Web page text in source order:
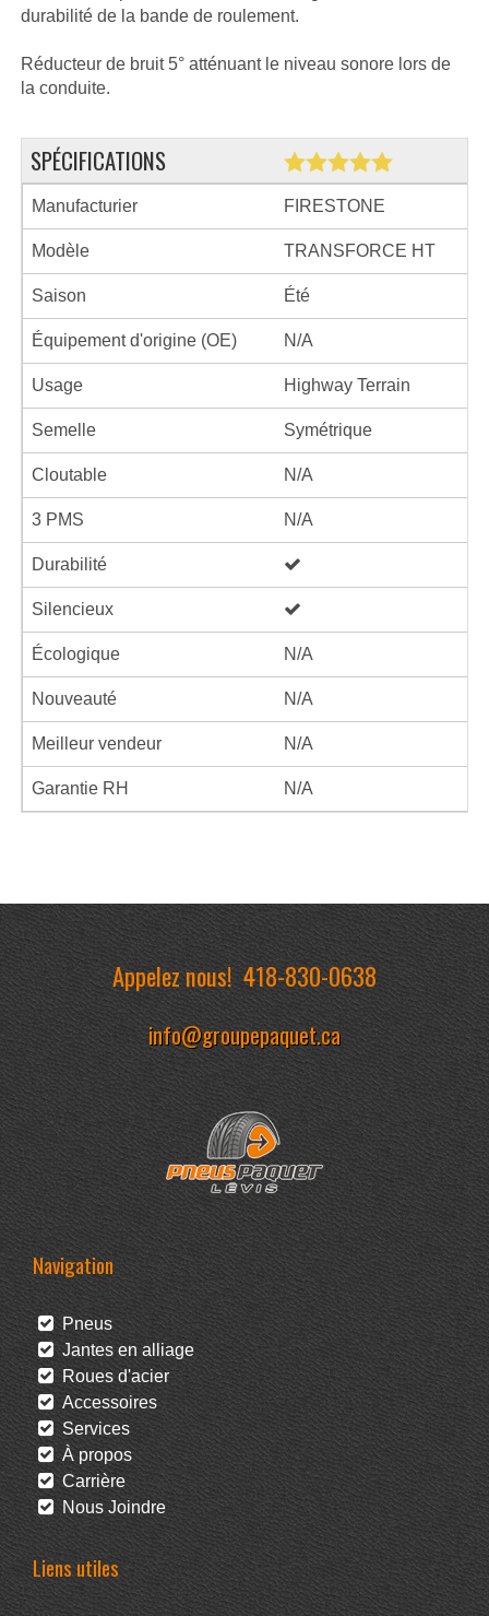
durabilité de la bande de roulement.
Réducteur de bruit 5° atténuant le niveau sonore lors de
la conduite.
SPÉCIFICATIONS
Manufacturier FIRESTONE
Modèle TRANSFORCE HT
Saison Été
Équipement d'origine (OE) N/A
Usage Highway Terrain
Semelle Symétrique
Cloutable N/A
3 PMS N/A
Durabilité
Silencieux
Écologique N/A
Nouveauté N/A
Meilleur vendeur N/A
Garantie RH N/A
Appelez nous!418-830-0638
info@groupepaquet.ca
Navigation
Pneus
Jantes en alliage
Roues d'acier
Accessoires
Services
À propos
Carrière
Nous Joindre
Liens utiles